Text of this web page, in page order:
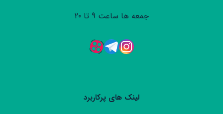
جمعه ها ساعت 9 تا 20
لینک های پرکاربرد